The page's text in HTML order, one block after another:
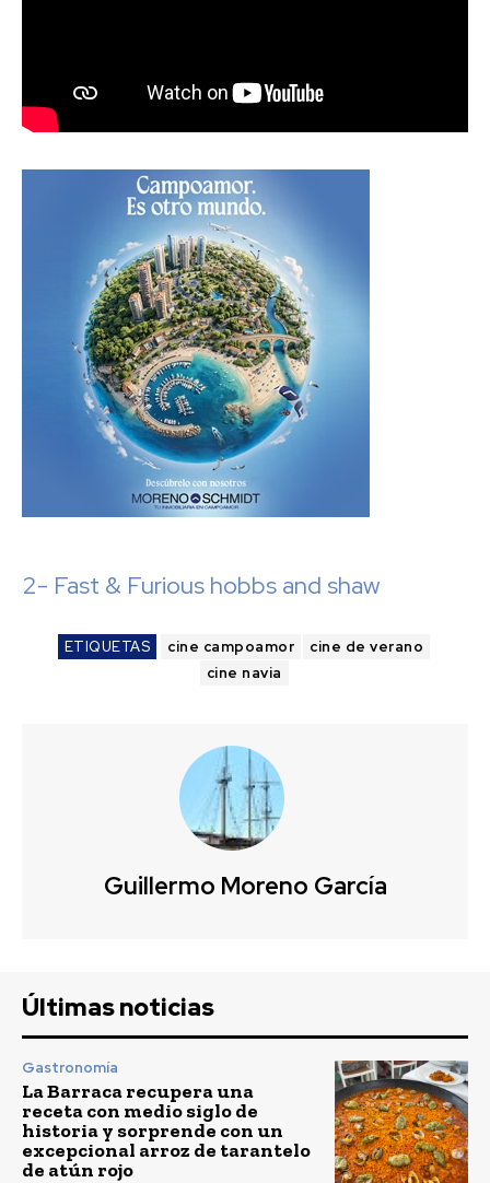
2- Fast & Furious hobbs and shaw
ETIQUETAS cine campoamor
cine de verano
cine navia
Guillermo Moreno García
Últimas noticias
Gastronomía
La Barraca recupera una
receta con medio siglo de
historia y sorprende con un
excepcional arroz de tarantelo
de atún rojo